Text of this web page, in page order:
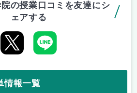
の授業口コミを友達にシ
ェアする
情報一覧